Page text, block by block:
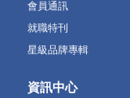
會員通訊
就職特刊
星級品牌專輯
資訊中心